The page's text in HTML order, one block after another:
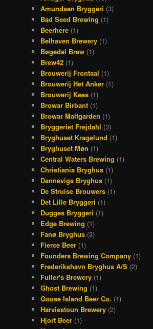
Amundsen Bryggeri (3)
Bad Seed Brewing (1)
Beerhere (1)
Belhaven Brewery (1)
Bøgedal Brew (1)
Brew42 (1)
Brouwerij Frontaal (1)
Brouwerij Het Anker (1)
Brouwerij Kees (1)
Browar Birbant (1)
Browar Maltgarden (1)
Bryggeriet Frejdahl (3)
Bryghuset Kragelund (1)
Bryghuset Møn (1)
Central Waters Brewing (1)
Christiania Bryghus (1)
Dannevigs Bryghus (1)
De Struise Brouwers (1)
Det Lille Bryggeri (1)
Dugges Bryggeri (1)
Edge Brewing (1)
Fanø Bryghus (3)
Fierce Beer (1)
Founders Brewing Company (1)
Frederikshavn Bryghus A/S (2)
Fuller's Brewery (1)
Ghost Brewing (1)
Goose Island Beer Co. (1)
Harviestoun Brewery (2)
Hjort Beer (1)